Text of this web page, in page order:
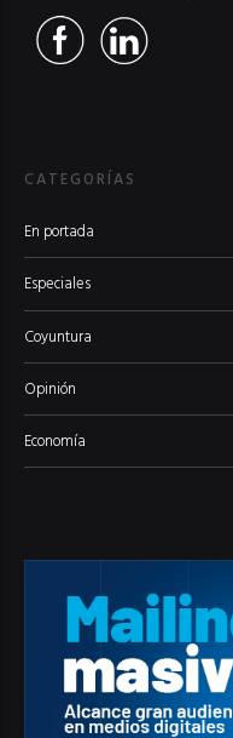
CATEGORÍAS
En portada
Especiales
Coyuntura
Opinión
Economía